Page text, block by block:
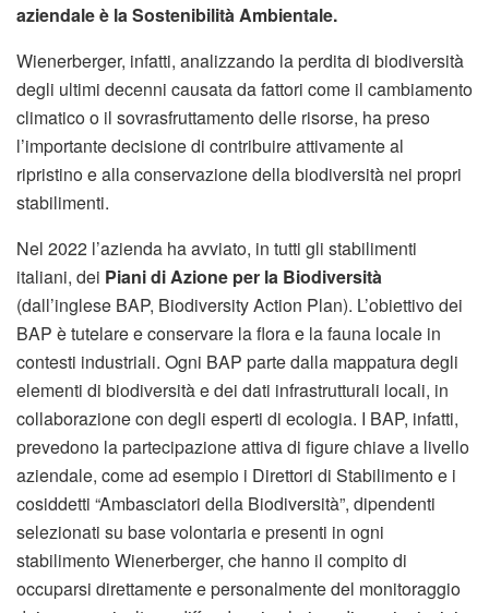
aziendale è la Sostenibilità Ambientale.
Wienerberger, infatti, analizzando la perdita di biodiversità
degli ultimi decenni causata da fattori come il cambiamento
climatico o il sovrasfruttamento delle risorse, ha preso
l’importante decisione di contribuire attivamente al
ripristino e alla conservazione della biodiversità nei propri
stabilimenti.
Nel 2022 l’azienda ha avviato, in tutti gli stabilimenti
italiani, dei Piani di Azione per la Biodiversità
(dall’inglese BAP, Biodiversity Action Plan). L’obiettivo dei
BAP è tutelare e conservare la flora e la fauna locale in
contesti industriali. Ogni BAP parte dalla mappatura degli
elementi di biodiversità e dei dati infrastrutturali locali, in
collaborazione con degli esperti di ecologia. I BAP, infatti,
prevedono la partecipazione attiva di figure chiave a livello
aziendale, come ad esempio i Direttori di Stabilimento e i
cosiddetti “Ambasciatori della Biodiversità”, dipendenti
selezionati su base volontaria e presenti in ogni
stabilimento Wienerberger, che hanno il compito di
occuparsi direttamente e personalmente del monitoraggio